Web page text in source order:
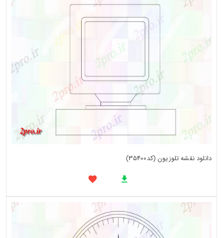
دانلود نقشه تلوزیون (کد35400)